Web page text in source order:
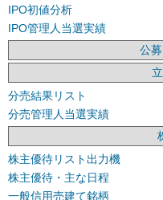
IPO初値分析
IPO管理人当選実績
公
分売結果リスト
分売管理人当選実績
株主優待リスト出力機
株主優待・主な日程
一般信用売建て銘柄